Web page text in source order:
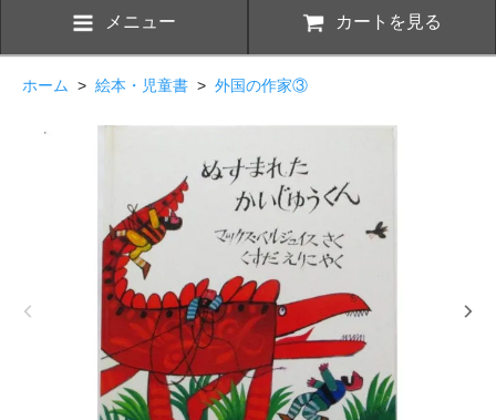
メニュー カートを見る
ホーム > 絵本・児童書 > 外国の作家③